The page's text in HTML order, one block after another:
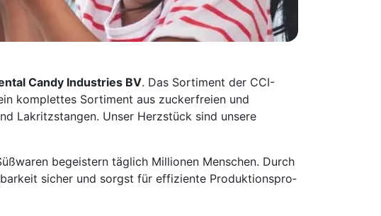
Candy Industries BV. Das Sortiment der CCI-
komplettes Sortiment aus zuckerfreien und
Lakritzstangen. Unser Herzstück sind unsere
be­geis­tern täg­lich Mil­li­o­nen Men­schen. Durch
si­cher und sorgst für ef­fi­zi­en­te Pro­duk­ti­ons­pro­